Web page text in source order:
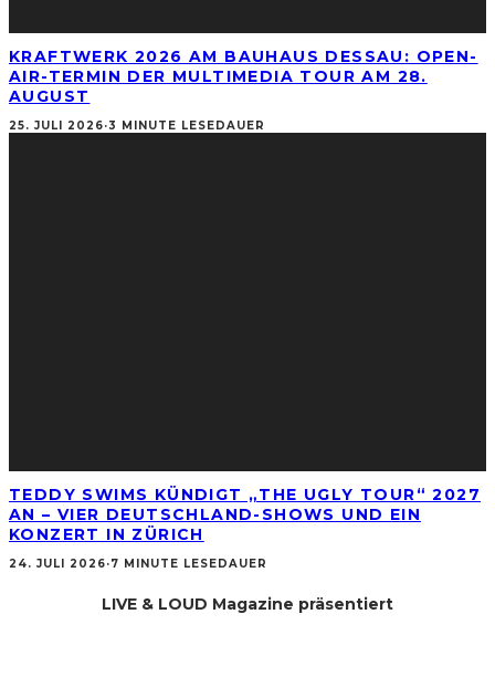
KRAFTWERK 2026 AM BAUHAUS DESSAU: OPEN-
AIR-TERMIN DER MULTIMEDIA TOUR AM 28.
AUGUST
25. JULI 2026·3 MINUTE LESEDAUER
TEDDY SWIMS KÜNDIGT „THE UGLY TOUR“ 2027
AN – VIER DEUTSCHLAND-SHOWS UND EIN
KONZERT IN ZÜRICH
24. JULI 2026·7 MINUTE LESEDAUER
LIVE & LOUD Magazine präsentiert